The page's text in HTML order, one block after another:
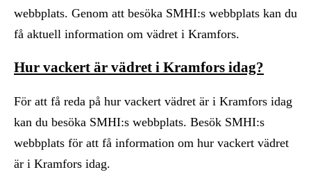
webbplats. Genom att besöka SMHI:s webbplats kan du
få aktuell information om vädret i Kramfors.
Hur vackert är vädret i Kramfors idag?
För att få reda på hur vackert vädret är i Kramfors idag
kan du besöka SMHI:s webbplats. Besök SMHI:s
webbplats för att få information om hur vackert vädret
är i Kramfors idag.